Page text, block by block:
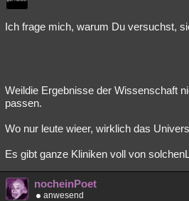
Ich frage mich, warum Du versuchst,
Weildie Ergebnisse der Wissenschaft
passen.
Wo nur leute wieer, wirklich das
Es gibt ganze Kliniken voll von
nocheinPoet
anwesend